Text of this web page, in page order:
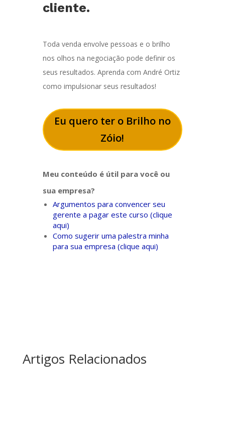
cliente.
Toda venda envolve pessoas e o brilho
nos olhos na negociação pode definir os
seus resultados. Aprenda com André Ortiz
como impulsionar seus resultados!
Eu quero ter o Brilho no
Zóio!
Meu conteúdo é útil para você ou
sua empresa?
Argumentos para convencer seu
gerente a pagar este curso (clique
aqui)
Como sugerir uma palestra minha
para sua empresa (clique aqui)
Artigos Relacionados